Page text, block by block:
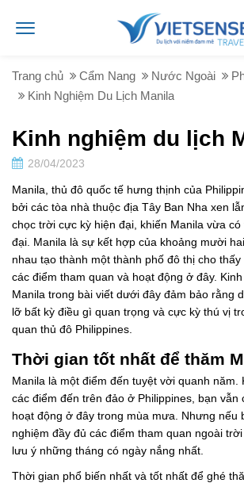
Trang chủ Cẩm Nang Nước Ngoài
Kinh Nghiệm Du Lịch Manila
Kinh nghiệm du lịch
28/04/2023
Manila, thủ đô quốc tế hưng thịnh của
bởi các tòa nhà thuộc địa Tây Ban Nha xen
chọc trời cực kỳ hiện đại, khiến Manila vừa
đại. Manila là sự kết hợp của khoảng mười
nhau tạo thành một thành phố đô thị cho
các điểm tham quan và hoạt động ở đây.
Manila trong bài viết dưới đây đảm bảo rằng
lỡ bất kỳ điều gì quan trọng và cực kỳ thú vị
quan thủ đô Philippines.
Thời gian tốt nhất để thăm
Manila là một điểm đến tuyệt vời quanh năm.
các điểm đến trên đảo ở Philippines, bạn vẫn
hoạt động ở đây trong mùa mưa. Nhưng nếu
nghiệm đầy đủ các điểm tham quan ngoài
lưu ý những tháng có ngày nắng nhất.
Thời gian phổ biến nhất và tốt nhất để ghé